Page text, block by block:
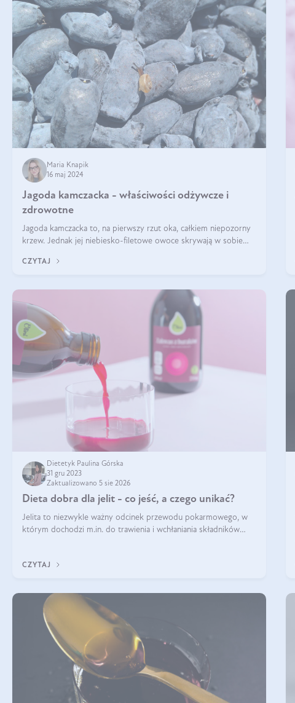
Maria Knapik
16 maj 2024
Jagoda kamczacka - właściwości odżywcze i
zdrowotne
Jagoda kamczacka to, na pierwszy rzut oka, całkiem niepozorny
krzew. Jednak jej niebiesko-filetowe owoce skrywają w sobie
w tym wpisie!
CZYTAJ
Dietetyk Paulina Górska
31 gru 2023
Zaktualizowano 5 sie 2026
Dieta dobra dla jelit - co jeść, a czego unikać?
Jelita to niezwykle ważny odcinek przewodu pokarmowego, w
którym dochodzi m.in. do trawienia i wchłaniania składników
CZYTAJ